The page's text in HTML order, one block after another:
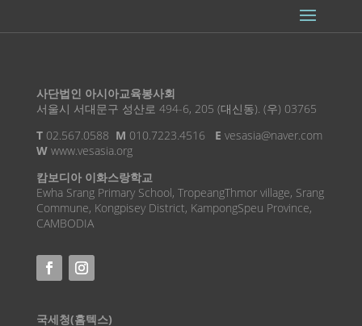
사단법인 아시아교육봉사회
서울시 서대문구 성산로 494-6, 205 (대신동). (우) 03765
T02.567.0588 M 010.7223.4516 E vesasia@naver.com
Wwww.vesasia.org
캄보디아 이화스랑학교
Ewha Srang Primary School, TropeangThmor village, Srang
Commune, Kongpisey District, KampongSpeu Province,
CAMBODIA
국세청(홈텍스)